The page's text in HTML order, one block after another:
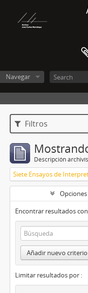
Navegar
Filtros
Descripción
Encontrar resultados
Añadir nuevo criterio
Limitar resultados por :